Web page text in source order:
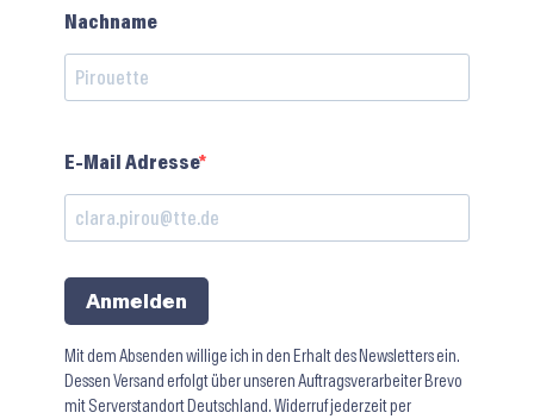
Nachname
E-Mail Adresse
Anmelden
Mit dem Absenden willige ich in den Erhalt des Newsletters ein.
Dessen Versand erfolgt über unseren Auftragsverarbeiter Brevo
mit Serverstandort Deutschland. Widerruf jederzeit per